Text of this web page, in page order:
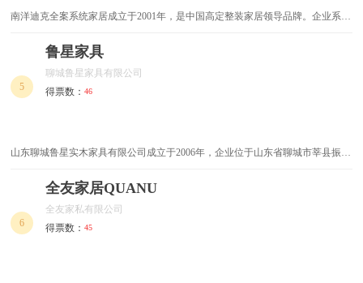
南洋迪克全案系统家居成立于2001年，是中国高定整装家居领导品牌。企业系中
产产业协会标准《装配式内装修技术标准》参编单位、中国建筑学会室内设计分
5
鲁星家具
聊城鲁星家具有限公司
得票数：46
山东聊城鲁星实木家具有限公司成立于2006年，企业位于山东省聊城市莘县振兴
发展成设计，生产，销售，服务，咨询为一体的中型家具企业，公司现有员工60
6
全友家居QUANU
全友家私有限公司
得票数：45